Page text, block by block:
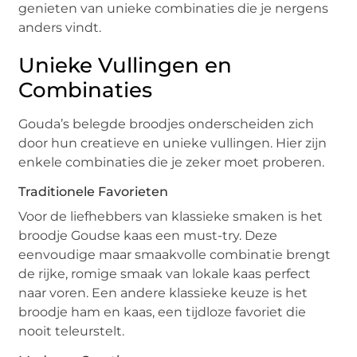
genieten van unieke combinaties die je nergens
anders vindt.
Unieke Vullingen en
Combinaties
Gouda’s belegde broodjes onderscheiden zich
door hun creatieve en unieke vullingen. Hier zijn
enkele combinaties die je zeker moet proberen.
Traditionele Favorieten
Voor de liefhebbers van klassieke smaken is het
broodje Goudse kaas een must-try. Deze
eenvoudige maar smaakvolle combinatie brengt
de rijke, romige smaak van lokale kaas perfect
naar voren. Een andere klassieke keuze is het
broodje ham en kaas, een tijdloze favoriet die
nooit teleurstelt.